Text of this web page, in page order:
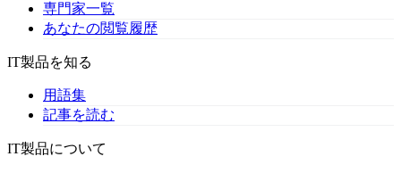
専門家一覧
あなたの閲覧履歴
IT製品を知る
用語集
記事を読む
IT製品について